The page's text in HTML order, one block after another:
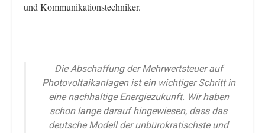
und Kommunikationstechniker.
Die Abschaffung der Mehrwertsteuer auf
Photovoltaikanlagen ist ein wichtiger Schritt in
eine nachhaltige Energiezukunft. Wir haben
schon lange darauf hingewiesen, dass das
deutsche Modell der unbürokratischste und